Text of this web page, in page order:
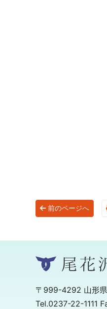
前のページへ
〒999-4292 山形
Tel.0237-22-1111